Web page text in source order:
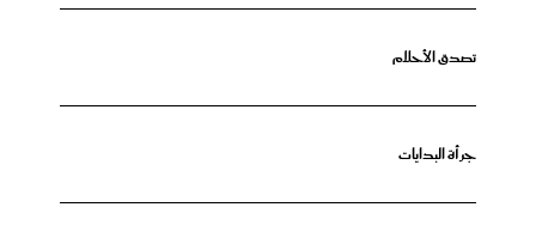
تصدق الأحلام
جرأة البدايات